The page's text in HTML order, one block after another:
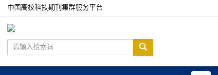
中国高校科技期刊集群服务平台